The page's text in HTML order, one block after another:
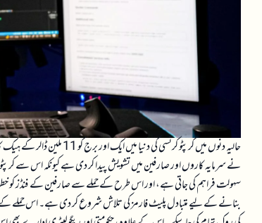
حالیہ دنوں میں کرپٹو
نے سرمایہ کاروں اور صارفین میں تشویش پیدا کر دی ہے کیونکہ اس سے
سہولت فراہم کی جاتی ہے، اور اس طرح کے حملے سے صارفین کے فنڈز کو
بنانے کے لیے متبادل پلیٹ فارمز کی تلاش شروع کر دی ہے۔ اس حملے کے